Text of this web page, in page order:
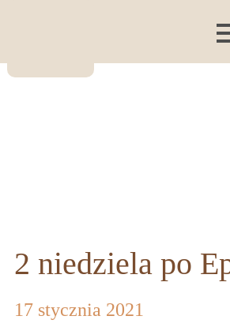
2 niedziela po
17 stycznia 2021